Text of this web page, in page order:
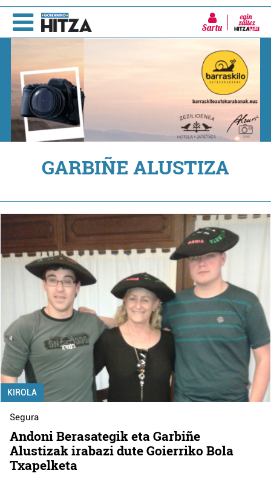
Sartu
GARBIÑE ALUSTIZA
KIROLA
Segura
Andoni Berasategik eta Garbiñe
Alustizak irabazi dute Goierriko Bola
Txapelketa